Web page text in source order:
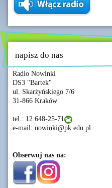
napisz do nas
Radio Nowinki
DS3 "Bartek"
ul. Skarżyńskiego 7/6
31-866 Kraków
tel.: 12 648-25-71
e-mail: nowinki@pk.edu.pl
Obserwuj nas na: